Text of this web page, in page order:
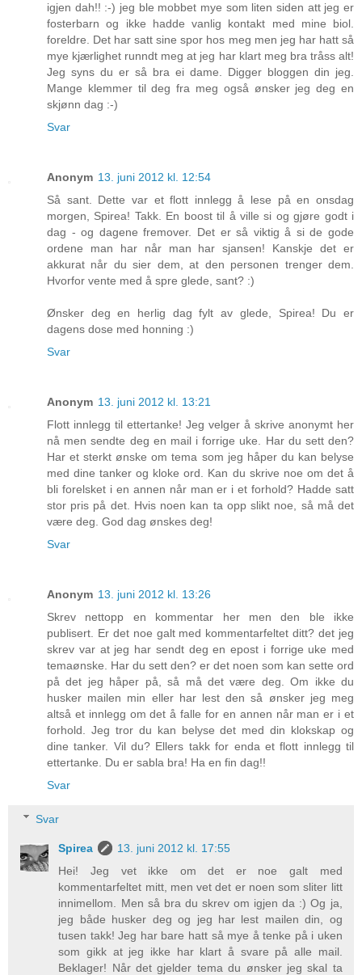
igjen dah!! :-) jeg ble mobbet mye som liten siden att jeg er
fosterbarn og ikke hadde vanlig kontakt med mine biol.
foreldre. Det har satt sine spor hos meg men jeg har hatt så
mye kjærlighet runndt meg at jeg har klart meg bra tråss alt!
Jeg syns du er så bra ei dame. Digger bloggen din jeg.
Mange klemmer til deg fra meg også ønsker jeg deg en
skjønn dag :-)
Svar
Anonym 13. juni 2012 kl. 12:54
Så sant. Dette var et flott innlegg å lese på en onsdag
morgen, Spirea! Takk. En boost til å ville si og gjøre godt i
dag - og dagene fremover. Det er så viktig å si de gode
ordene man har når man har sjansen! Kanskje det er
akkurat når du sier dem, at den personen trenger dem.
Hvorfor vente med å spre glede, sant? :)
Ønsker deg en herlig dag fylt av glede, Spirea! Du er
dagens dose med honning :)
Svar
Anonym 13. juni 2012 kl. 13:21
Flott innlegg til ettertanke! Jeg velger å skrive anonymt her
nå men sendte deg en mail i forrige uke. Har du sett den?
Har et sterkt ønske om tema som jeg håper du kan belyse
med dine tanker og kloke ord. Kan du skrive noe om det å
bli forelsket i en annen når man er i et forhold? Hadde satt
stor pris på det. Hvis noen kan ta opp slikt noe, så må det
være deg. God dag ønskes deg!
Svar
Anonym 13. juni 2012 kl. 13:26
Skrev nettopp en kommentar her men den ble ikke
publisert. Er det noe galt med kommentarfeltet ditt? det jeg
skrev var at jeg har sendt deg en epost i forrige uke med
temaønske. Har du sett den? er det noen som kan sette ord
på det jeg håper på, så må det være deg. Om ikke du
husker mailen min eller har lest den så ønsker jeg meg
altså et innlegg om det å falle for en annen når man er i et
forhold. Jeg tror du kan belyse det med din klokskap og
dine tanker. Vil du? Ellers takk for enda et flott innlegg til
ettertanke. Du er sabla bra! Ha en fin dag!!
Svar
Svar
Spirea
13. juni 2012 kl. 17:55
Hei! Jeg vet ikke om det er noe galt med
kommentarfeltet mitt, men vet det er noen som sliter litt
innimellom. Men så bra du skrev om igjen da :) Og ja,
jeg både husker deg og jeg har lest mailen din, og
tusen takk! Jeg har bare hatt så mye å tenke på i uken
som gikk at jeg ikke har klart å svare på alle mail.
Beklager! Når det gjelder tema du ønsker jeg skal ta